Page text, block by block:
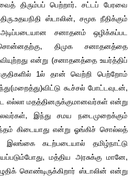
திரும்பப் பெற்றார். சட்டப் பேரவை
ஸ்டாலின், சமூக நீதிக்கும்
அடிப்படையான சனாதனம் ஒழிக்கப்பட
திமுக சனாதனத்தை
என்று (சனாதனத்தை உயர்த்திப்
1ல் தான் வெற்றி பெற்றோம்
கூச்சல் போட்டவுடன்,
எல்லா மதத்தினருக்குமானவர்கள் என்று
இந்து சமய நடைமுறைக்கும்
கிடையாது என்று ஓங்கிச் சொல்லத்
கடற்படையால் தமிழ்நாட்டு
மத்திய அரசுக்கு மானே,
கொண்டிருக்கிறார் ஸ்டாலின் என்று